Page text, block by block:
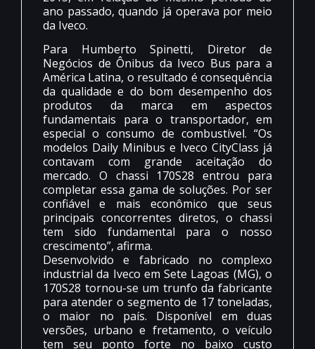
ano passado, quando já operava por meio
da Iveco.
Para Humberto Spinetti, Diretor de
Negócios de Ônibus da Iveco Bus para a
América Latina, o resultado é consequência
da qualidade e do bom desempenho dos
produtos da marca em aspectos
fundamentais para o transportador, em
especial o consumo de combustível. “Os
modelos Daily Minibus e Iveco CityClass já
contavam com grande aceitação do
mercado. O chassi 170S28 entrou para
completar essa gama de soluções. Por ser
confiável e mais econômico que seus
principais concorrentes diretos, o chassi
tem sido fundamental para o nosso
crescimento”, afirma.
Desenvolvido e fabricado no complexo
industrial da Iveco em Sete Lagoas (MG), o
170S28 tornou-se um trunfo da fabricante
para atender o segmento de 17 toneladas,
o maior no país. Disponível em duas
versões, urbano e fretamento, o veículo
tem seu ponto forte no baixo custo